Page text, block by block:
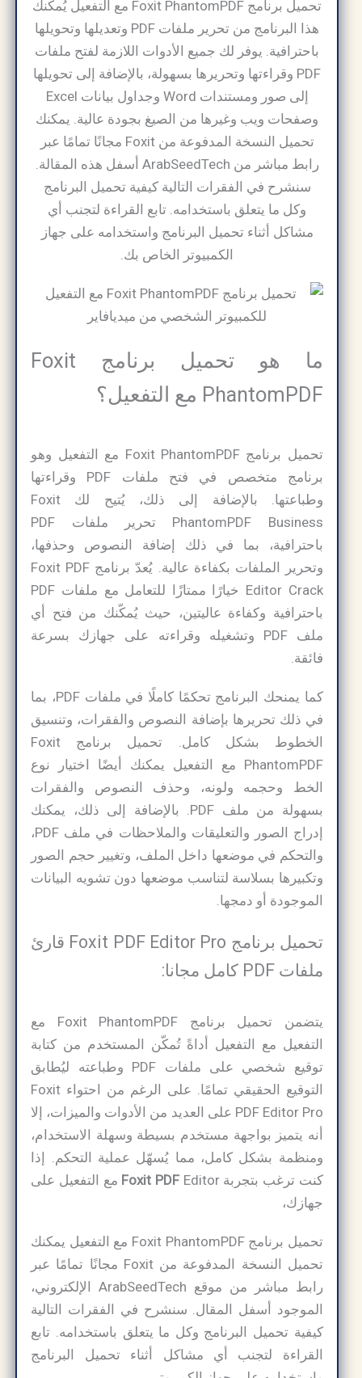
تحميل برنامج Foxit PhantomPDF مع التفعيل يُمكّنك
هذا البرنامج من تحرير ملفات PDF وتعديلها وتحويلها
باحترافية. يوفر لك جميع الأدوات اللازمة لفتح ملفات
PDF وقراءتها وتحريرها بسهولة، بالإضافة إلى تحويلها
إلى صور ومستندات Word وجداول بيانات Excel
وصفحات ويب وغيرها من الصيغ بجودة عالية. يمكنك
تحميل النسخة المدفوعة من Foxit مجانًا تمامًا عبر
رابط مباشر من ArabSeedTech أسفل هذه المقالة.
سنشرح في الفقرات التالية كيفية تحميل البرنامج
وكل ما يتعلق باستخدامه. تابع القراءة لتجنب أي
مشاكل أثناء تحميل البرنامج واستخدامه على جهاز
الكمبيوتر الخاص بك.
ما هو تحميل برنامج Foxit
PhantomPDF مع التفعيل؟
تحميل برنامج Foxit PhantomPDF مع التفعيل وهو
برنامج متخصص في فتح ملفات PDF وقراءتها
وطباعتها. بالإضافة إلى ذلك، يُتيح لك Foxit
PhantomPDF Business تحرير ملفات PDF
باحترافية، بما في ذلك إضافة النصوص وحذفها،
وتحرير الملفات بكفاءة عالية. يُعدّ برنامج Foxit PDF
Editor Crack خيارًا ممتازًا للتعامل مع ملفات PDF
باحترافية وكفاءة عاليتين، حيث يُمكّنك من فتح أي
ملف PDF وتشغيله وقراءته على جهازك بسرعة
فائقة.
كما يمنحك البرنامج تحكمًا كاملًا في ملفات PDF، بما
في ذلك تحريرها بإضافة النصوص والفقرات، وتنسيق
الخطوط بشكل كامل. تحميل برنامج Foxit
PhantomPDF مع التفعيل يمكنك أيضًا اختيار نوع
الخط وحجمه ولونه، وحذف النصوص والفقرات
بسهولة من ملف PDF. بالإضافة إلى ذلك، يمكنك
إدراج الصور والتعليقات والملاحظات في ملف PDF،
والتحكم في موضعها داخل الملف، وتغيير حجم الصور
وتكبيرها بسلاسة لتناسب موضعها دون تشويه البيانات
الموجودة أو دمجها.
تحميل برنامج Foxit PDF Editor Pro قارئ
ملفات PDF كامل مجانا:
يتضمن تحميل برنامج Foxit PhantomPDF مع
التفعيل مع التفعيل أداةً تُمكّن المستخدم من كتابة
توقيع شخصي على ملفات PDF وطباعته ليُطابق
التوقيع الحقيقي تمامًا. على الرغم من احتواء Foxit
PDF Editor Pro على العديد من الأدوات والميزات، إلا
أنه يتميز بواجهة مستخدم بسيطة وسهلة الاستخدام،
ومنظمة بشكل كامل، مما يُسهّل عملية التحكم. إذا
كنت ترغب بتجربة
Foxit PDFEditor مع التفعيل على
جهازك،
تحميل برنامج Foxit PhantomPDF مع التفعيل يمكنك
تحميل النسخة المدفوعة من Foxit مجانًا تمامًا عبر
رابط مباشر من موقع ArabSeedTech الإلكتروني،
الموجود أسفل المقال. سنشرح في الفقرات التالية
كيفية تحميل البرنامج وكل ما يتعلق باستخدامه. تابع
القراءة لتجنب أي مشاكل أثناء تحميل البرنامج